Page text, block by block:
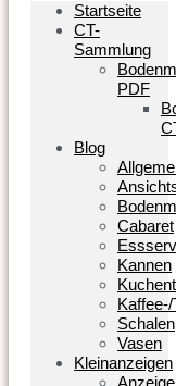
Startseite
CT-
Sammlung
PDF
Blog
Cabaret
Kannen
Schalen
Vasen
Kleinanzeigen